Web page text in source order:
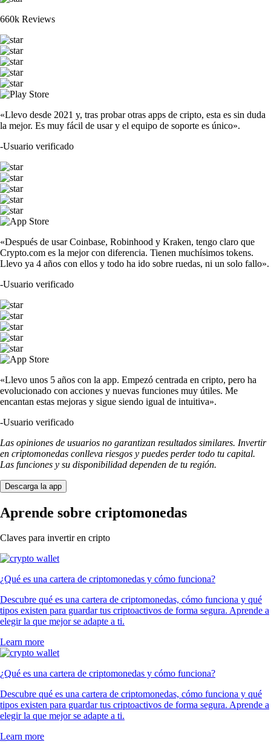
660k Reviews
«Llevo desde 2021 y, tras probar otras apps de cripto, esta es sin duda
la mejor. Es muy fácil de usar y el equipo de soporte es único».
-Usuario verificado
«Después de usar Coinbase, Robinhood y Kraken, tengo claro que
Crypto.com es la mejor con diferencia. Tienen muchísimos tokens.
Llevo ya 4 años con ellos y todo ha ido sobre ruedas, ni un solo fallo».
-Usuario verificado
«Llevo unos 5 años con la app. Empezó centrada en cripto, pero ha
evolucionado con acciones y nuevas funciones muy útiles. Me
encantan estas mejoras y sigue siendo igual de intuitiva».
-Usuario verificado
Las opiniones de usuarios no garantizan resultados similares. Invertir
en criptomonedas conlleva riesgos y puedes perder todo tu capital.
Las funciones y su disponibilidad dependen de tu región.
Descarga la app
Aprende sobre criptomonedas
Claves para invertir en cripto
¿Qué es una cartera de criptomonedas y cómo funciona?
Descubre qué es una cartera de criptomonedas, cómo funciona y qué
tipos existen para guardar tus criptoactivos de forma segura. Aprende a
elegir la que mejor se adapte a ti.
Learn more
¿Qué es una cartera de criptomonedas y cómo funciona?
Descubre qué es una cartera de criptomonedas, cómo funciona y qué
tipos existen para guardar tus criptoactivos de forma segura. Aprende a
elegir la que mejor se adapte a ti.
Learn more